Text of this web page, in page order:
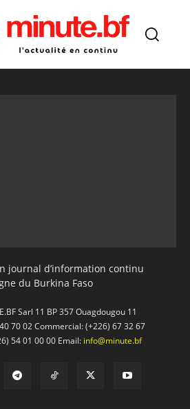
journal d’information continu
du Burkina Faso
Sarl 11 BP 357 Ouagdougou 11
70 02 Commercial: (+226) 67 32 67
54 01 00 00 Email: info@minute.bf